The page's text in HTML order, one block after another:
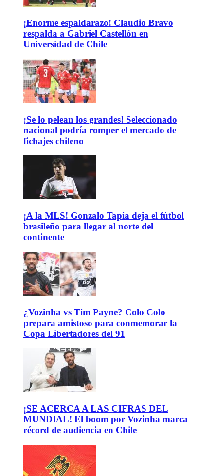
¡Enorme espaldarazo! Claudio Bravo
respalda a Gabriel Castellón en
Universidad de Chile
¡Se lo pelean los grandes! Seleccionado
nacional podría romper el mercado de
fichajes chileno
¡A la MLS! Gonzalo Tapia deja el fútbol
brasileño para llegar al norte del
continente
¿Vozinha vs Tim Payne? Colo Colo
prepara amistoso para conmemorar la
Copa Libertadores del 91
¡SE ACERCA A LAS CIFRAS DEL
MUNDIAL! El boom por Vozinha marca
récord de audiencia en Chile